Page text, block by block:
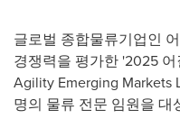
글로벌 종합물류기업인
경쟁력을 평가한 '2025
Agility Emerging Markets
명의 물류 전문 임원을 대